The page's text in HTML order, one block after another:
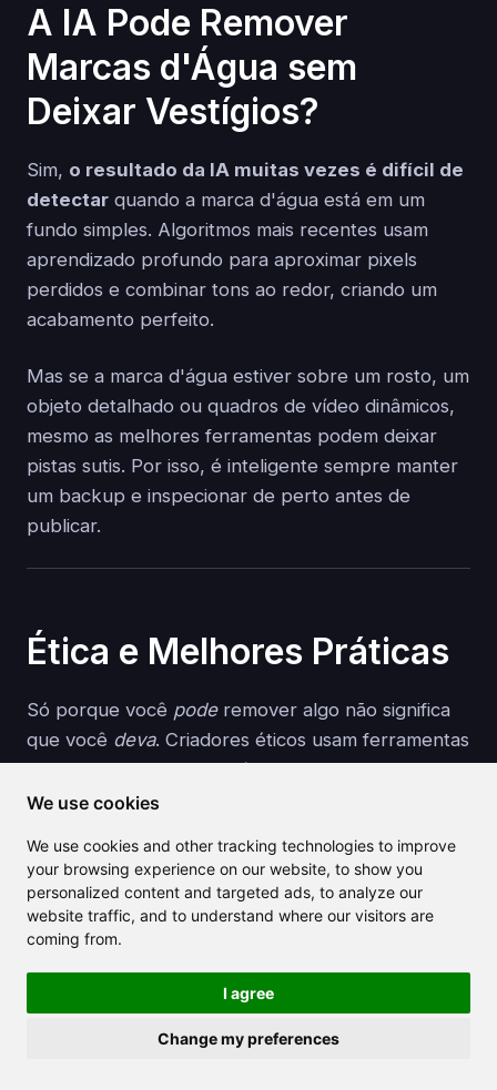
We use cookies
We use cookies and other tracking technologies to improve
your browsing experience on our website, to show you
personalized content and targeted ads, to analyze our
website traffic, and to understand where our visitors are
coming from.
I agree
Change my preferences
A IA Pode Remover
Marcas d'Água sem
Deixar Vestígios?
Sim, o resultado da IA muitas vezes é difícil de
detectar quando a marca d'água está em um
fundo simples. Algoritmos mais recentes usam
aprendizado profundo para aproximar pixels
perdidos e combinar tons ao redor, criando um
acabamento perfeito.
Mas se a marca d'água estiver sobre um rosto, um
objeto detalhado ou quadros de vídeo dinâmicos,
mesmo as melhores ferramentas podem deixar
pistas sutis. Por isso, é inteligente sempre manter
um backup e inspecionar de perto antes de
publicar.
Ética e Melhores Práticas
Só porque você poderemover algo não significa
que você deva. Criadores éticos usam ferramentas
de remoção de marca d'água com
responsabilidade.
Aqui está um checklist rápido:
✅ Edite apenas conteúdo que você possui ou
tem licença
✅ Use IA para restaurar ou limpar seus
✅ Não distribua mídia alterada sem licença